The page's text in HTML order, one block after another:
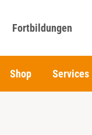
Fortbildungen
Shop Services